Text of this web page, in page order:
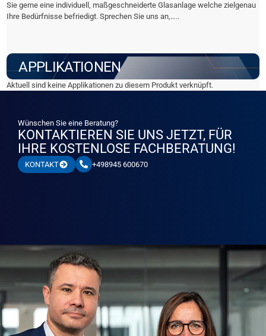
Sie gerne eine individuell, maßgeschneiderte Glasanlage welche zielgenau
Ihre Bedürfnisse befriedigt. Sprechen Sie uns an,…..
APPLIKATIONEN
Aktuell sind keine Applikationen zu diesem Produkt verknüpft.
Wünschen Sie eine Beratung?
KONTAKTIEREN SIE UNS JETZT, FÜR
IHRE KOSTENLOSE FACHBERATUNG!
KONTAKT +498945 600670